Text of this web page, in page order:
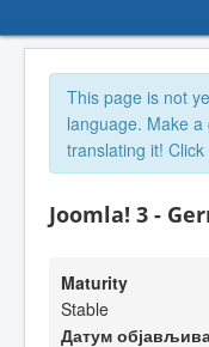
This page is not
language. Make
translating it! Click
Joomla! 3 -
Maturity
Stable
Датум